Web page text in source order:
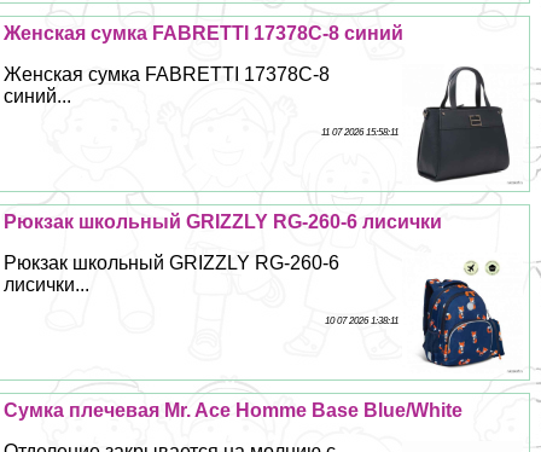
Женская сумка FABRETTI 17378C-8 синий
Женская сумка FABRETTI 17378C-8
синий...
11 07 2026 15:58:11
Рюкзак школьный GRIZZLY RG-260-6 лисички
Рюкзак школьный GRIZZLY RG-260-6
лисички...
10 07 2026 1:38:11
Сумка плечевая Mr. Ace Homme Base Blue/White